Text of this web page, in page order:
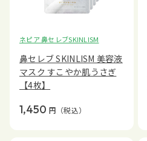
ネピア 鼻セレブSKINLISM
鼻セレブ SKINLISM 美容液
マスク すこやか肌うさぎ
【4枚】
1,450 円 （税込）